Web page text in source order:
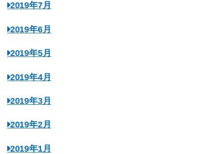
2019年7月
2019年6月
2019年5月
2019年4月
2019年3月
2019年2月
2019年1月